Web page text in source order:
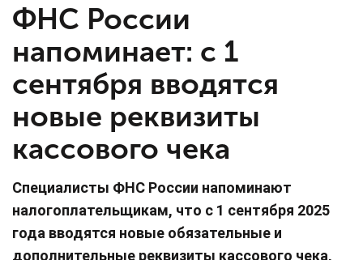
ФНС России
напоминает: с 1
сентября вводятся
новые реквизиты
кассового чека
Специалисты ФНС России напоминают
налогоплательщикам, что с 1 сентября 2025
года вводятся новые обязательные и
дополнительные реквизиты кассового чека,